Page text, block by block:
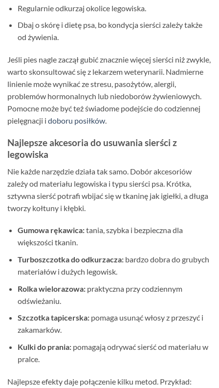
Regularnie odkurzaj okolice legowiska.
Dbaj o skórę i dietę psa, bo kondycja sierści zależy także
od żywienia.
Jeśli pies nagle zaczął gubić znacznie więcej sierści niż zwykle,
warto skonsultować się z lekarzem weterynarii. Nadmierne
linienie może wynikać ze stresu, pasożytów, alergii,
problemów hormonalnych lub niedoborów żywieniowych.
Pomocne może być też świadome podejście do codziennej
pielęgnacji i doboru posiłków.
Najlepsze akcesoria do usuwania sierści z
legowiska
Nie każde narzędzie działa tak samo. Dobór akcesoriów
zależy od materiału legowiska i typu sierści psa. Krótka,
sztywna sierść potrafi wbijać się w tkaninę jak igiełki, a długa
tworzy kołtuny i kłębki.
Gumowa rękawica:tania, szybka i bezpieczna dla
większości tkanin.
Turboszczotka do odkurzacza:bardzo dobra do grubych
materiałów i dużych legowisk.
Rolka wielorazowa:praktyczna przy codziennym
odświeżaniu.
Szczotka tapicerska:pomaga usunąć włosy z przeszyć i
zakamarków.
Kulki do prania:pomagają odrywać sierść od materiału w
pralce.
Najlepsze efekty daje połączenie kilku metod. Przykład: